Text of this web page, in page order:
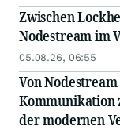
Zwischen
Nodestream im
05.08.26, 06:55
Von
Kommunikation
der modernen